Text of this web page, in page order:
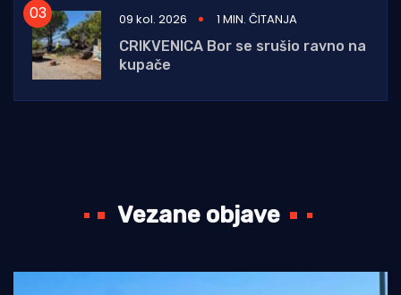
09 kol. 2026
1 MIN. ČITANJA
CRIKVENICA Bor se srušio ravno na
kupače
Vezane objave